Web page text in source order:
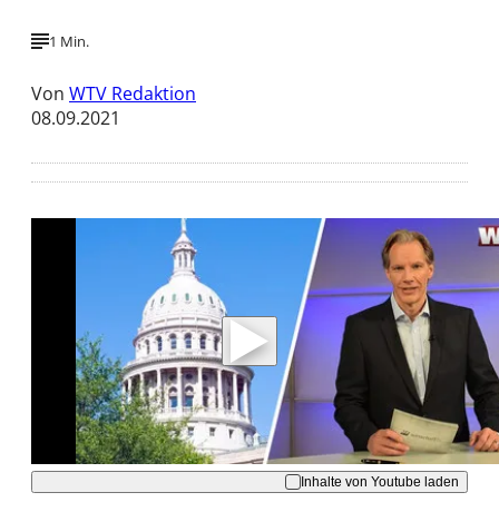
1 Min.
Von WTV Redaktion
08.09.2021
Mit der Wiedergabe dieses Videos werden
Daten an Youtube übertragen.
Hinweise dazu erhalten Sie in der Datenschutzerklärung
Akzeptieren
Inhalte von Youtube laden